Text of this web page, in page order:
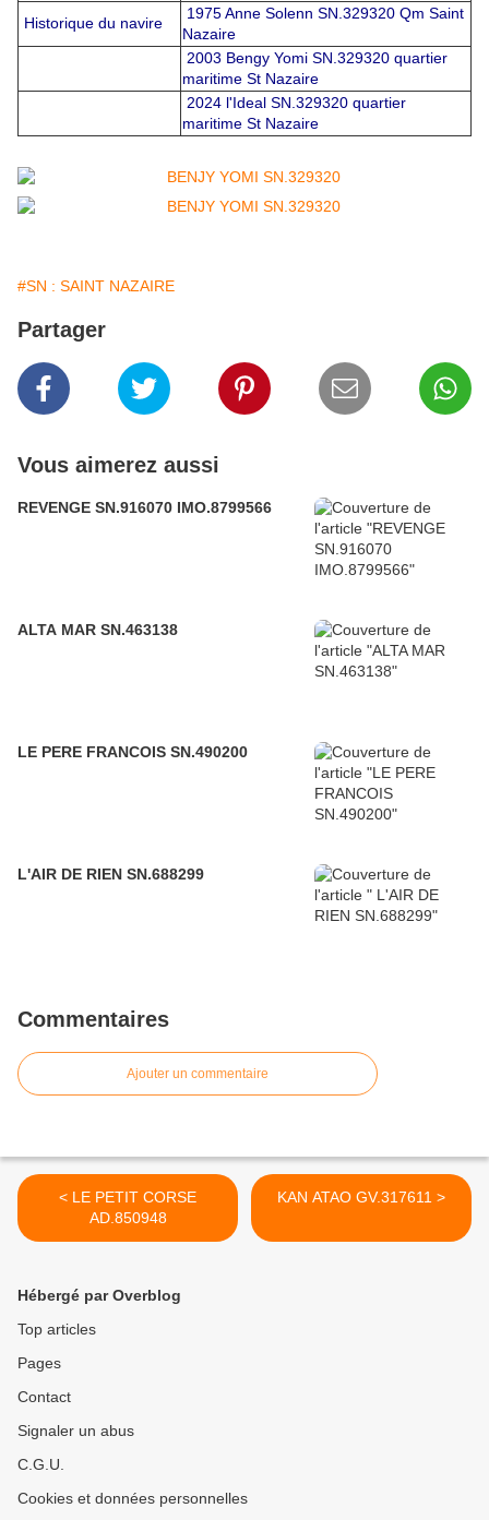
Historique du navire
1975 Anne Solenn SN.329320 Qm Saint
Nazaire
2003 Bengy Yomi SN.329320 quartier
maritime St Nazaire
2024 l'Ideal SN.329320 quartier
maritime St Nazaire
#SN : SAINT NAZAIRE
Partager
Vous aimerez aussi
REVENGE SN.916070 IMO.8799566
ALTA MAR SN.463138
LE PERE FRANCOIS SN.490200
L'AIR DE RIEN SN.688299
Commentaires
Ajouter un commentaire
< LE PETIT CORSE
AD.850948
KAN ATAO GV.317611 >
Hébergé par Overblog
Top articles
Pages
Contact
Signaler un abus
C.G.U.
Cookies et données personnelles